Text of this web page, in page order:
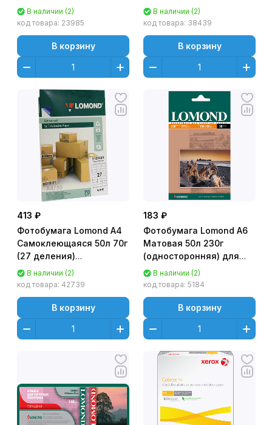
250г (двухсторонняя)
для лаз. печати
В наличии (2)
код товара: 23985
В корзину
шт [FS-53088]
В наличии (2)
код товара: 38439
В корзину
413 ₽
Фотобумага Lomond A4
Самоклеющаяся 50л 70г
(27 деления)
универсальная [2100185]
В наличии (2)
код товара: 42739
В корзину
183 ₽
Фотобумага Lomond A6
Матовая 50л 230г
(односторонняя) для
струйной печати
[0102034]
В наличии (2)
код товара: 5184
В корзину